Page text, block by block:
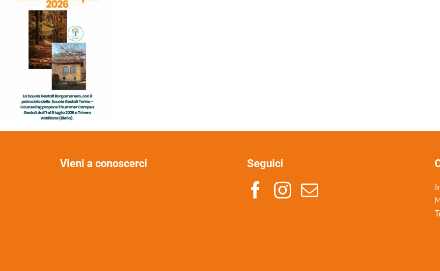
Vieni a conoscerci Seguici